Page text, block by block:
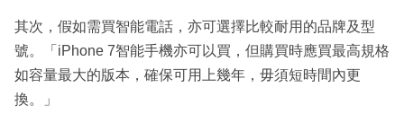
其次，假如需買智能電話，亦可選擇比較耐用的品牌及型
號。「iPhone 7智能手機亦可以買，但購買時應買最高規格
如容量最大的版本，確保可用上幾年，毋須短時間內更
換。」